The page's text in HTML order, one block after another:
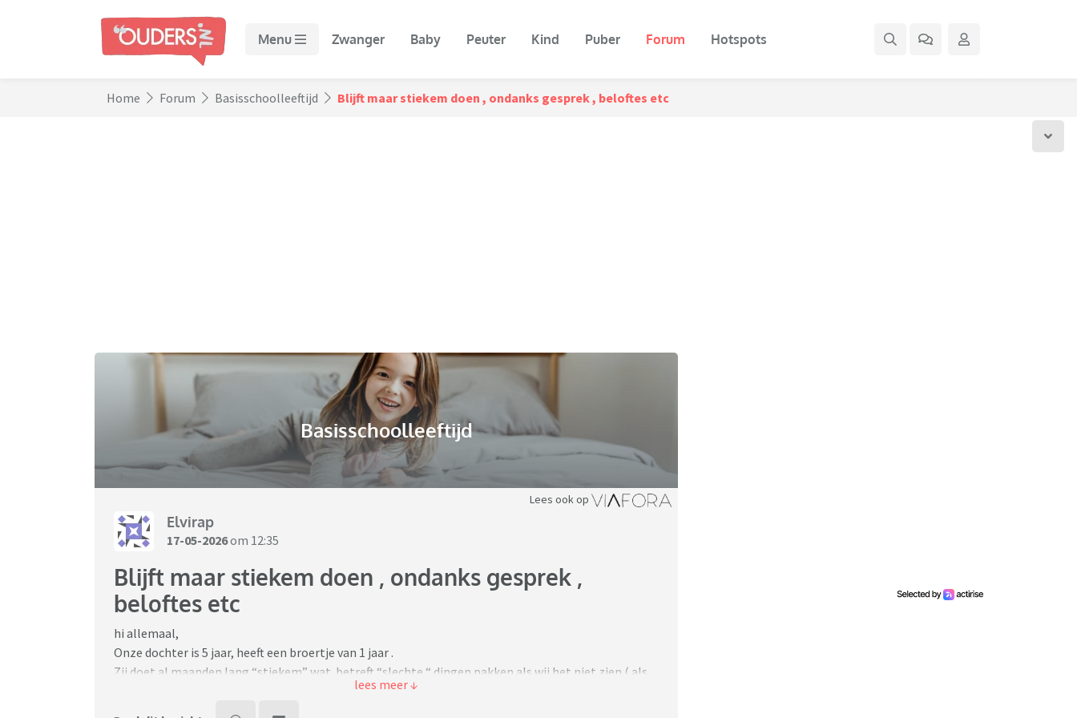
Menu Zwanger Baby Peuter Kind Puber Forum Hotspots
Home Forum Basisschoolleeftijd Blijft maar stiekem doen , ondanks gesprek , beloftes etc
Basisschoolleeftijd
Lees ook op
Elvirap
17-05-2026om 12:35
Blijft maar stiekem doen , ondanks gesprek ,
beloftes etc
hi allemaal,
Onze dochter is 5 jaar, heeft een broertje van 1 jaar .
Zij doet al maanden lang “stiekem” wat betreft “slechte “ dingen pakken als wij het niet zien ( als
zij wakker wordt bijv of wij slapen nog ) vooral snoep. Ze vind het etc. H had ze “mij, haar papa En